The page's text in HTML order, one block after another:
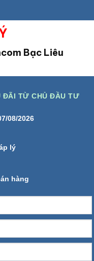
Bạc Liêu
ĐÃI TỪ CHỦ ĐẦU TƯ
08/2026
lý
hàng